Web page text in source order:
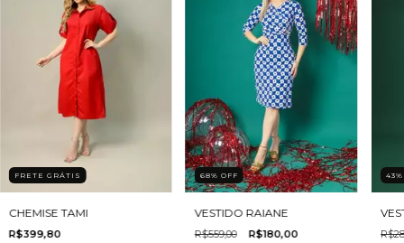
FRETE GRÁTIS
CHEMISE TAMI
R$399,80
68% OFF
VESTIDO RAIANE
R$559,00 R$180,00
43